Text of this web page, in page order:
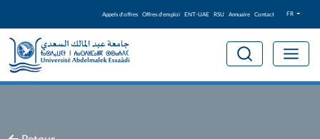
FR
Appels d'offres Offres d'emploi ENT-UAE RSU Annuaire Contact